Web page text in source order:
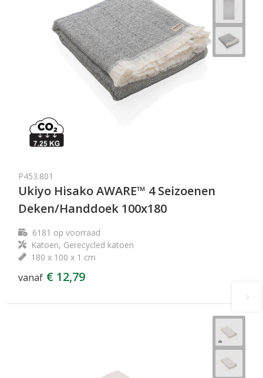
P453.801
Ukiyo Hisako AWARE™ 4 Seizoenen
Deken/Handdoek 100x180
6181 op voorraad
Katoen, Gerecycled katoen
180 x 100 x 1 cm
vanaf € 12,79